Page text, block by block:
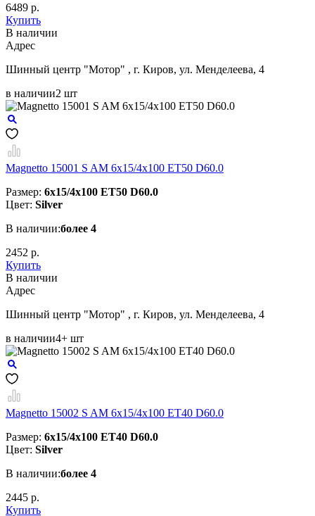
6489 р.
Купить
В наличии
Aдрес
Шинный центр "Мотор" , г. Киров, ул. Менделеева, 4
в наличии2 шт
Magnetto 15001 S AM 6x15/4x100 ET50 D60.0
Размер: 6x15/4x100 ET50 D60.0
Цвет: Silver
В наличии:более 4
2452 р.
Купить
В наличии
Aдрес
Шинный центр "Мотор" , г. Киров, ул. Менделеева, 4
в наличии4+ шт
Magnetto 15002 S AM 6x15/4x100 ET40 D60.0
Размер: 6x15/4x100 ET40 D60.0
Цвет: Silver
В наличии:более 4
2445 р.
Купить